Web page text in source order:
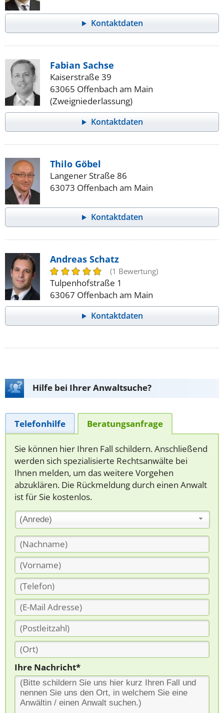
Kontaktdaten
Fabian Sachse
Kaiserstraße 39
63065 Offenbach am Main
(Zweigniederlassung)
Kontaktdaten
Thilo Göbel
Langener Straße 86
63073 Offenbach am Main
Kontaktdaten
Andreas Schatz
(1 Bewertung)
Tulpenhofstraße 1
63067 Offenbach am Main
Kontaktdaten
Hilfe bei Ihrer Anwaltsuche?
Telefonhilfe Beratungsanfrage
Sie können hier Ihren Fall schildern. Anschließend
werden sich spezialisierte Rechtsanwälte bei
Ihnen melden, um das weitere Vorgehen
abzuklären. Die Rückmeldung durch einen Anwalt
ist für Sie kostenlos.
(Anrede)
Ihre Nachricht*